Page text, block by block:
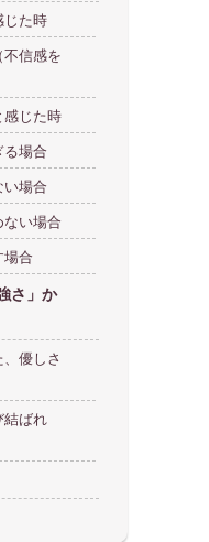
た時
信感を
じた時
場合
場合
い場合
合
さ」か
優しさ
結ばれ